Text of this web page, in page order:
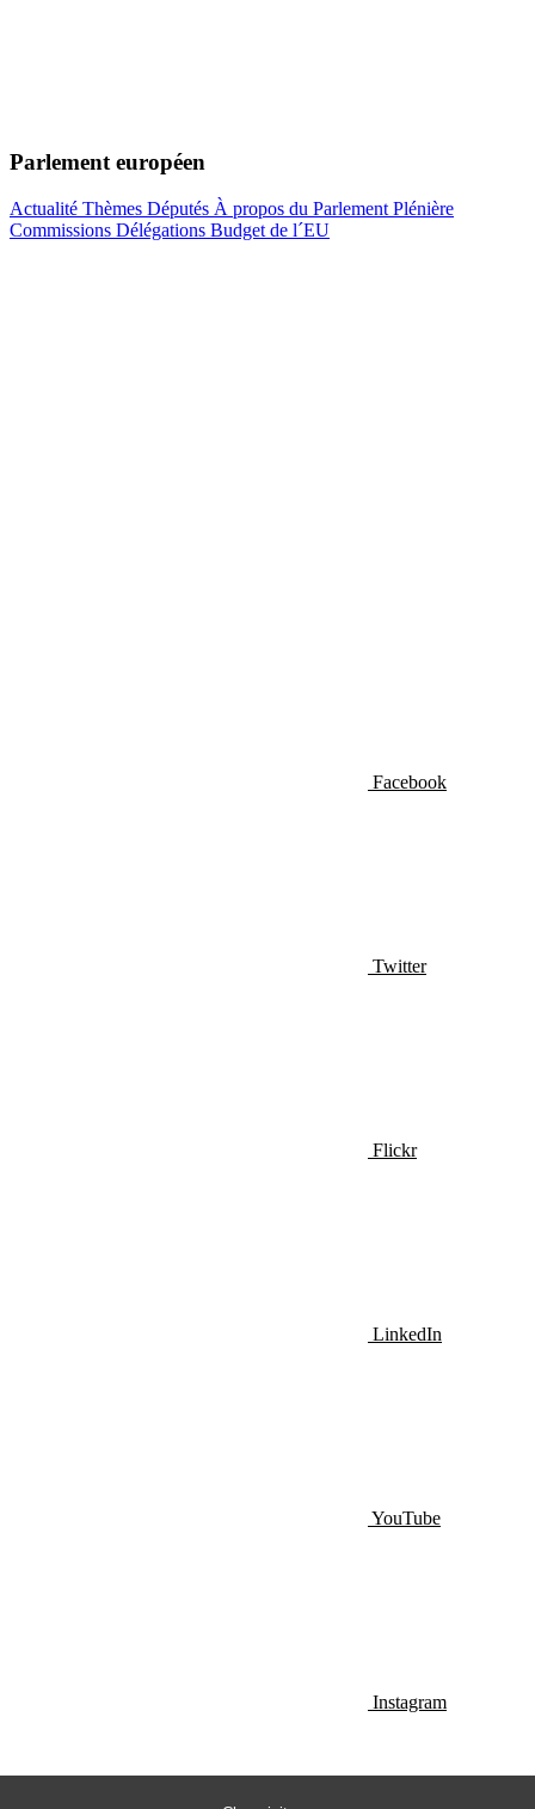
Parlement européen
Actualité Thèmes Députés À propos du Parlement Plénière
Commissions Délégations Budget de l´EU
Facebook
Twitter
Flickr
LinkedIn
YouTube
Instagram